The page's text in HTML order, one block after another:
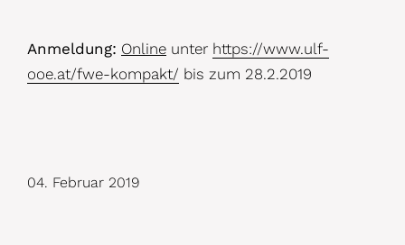
Anmeldung: Online unter https://www.ulf-
ooe.at/fwe-kompakt/ bis zum 28.2.2019
04. Februar 2019